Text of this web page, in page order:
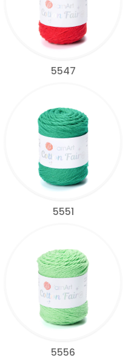
5547
5551
5556